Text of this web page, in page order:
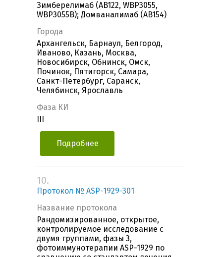
Зимберелимаб (AB122, WBP3055,
WBP3055B); Домваналимаб (AB154)
Города
Архангельск, Барнаул, Белгород,
Иваново, Казань, Москва,
Новосибирск, Обнинск, Омск,
Починок, Пятигорск, Самара,
Санкт-Петербург, Саранск,
Челябинск, Ярославль
Фаза КИ
Подробнее
10.
Протокол № ASP-1929-301
Название протокола
Рандомизированное, открытое,
контролируемое исследование с
двумя группами, фазы 3,
фотоиммунотерапии ASP-1929 по